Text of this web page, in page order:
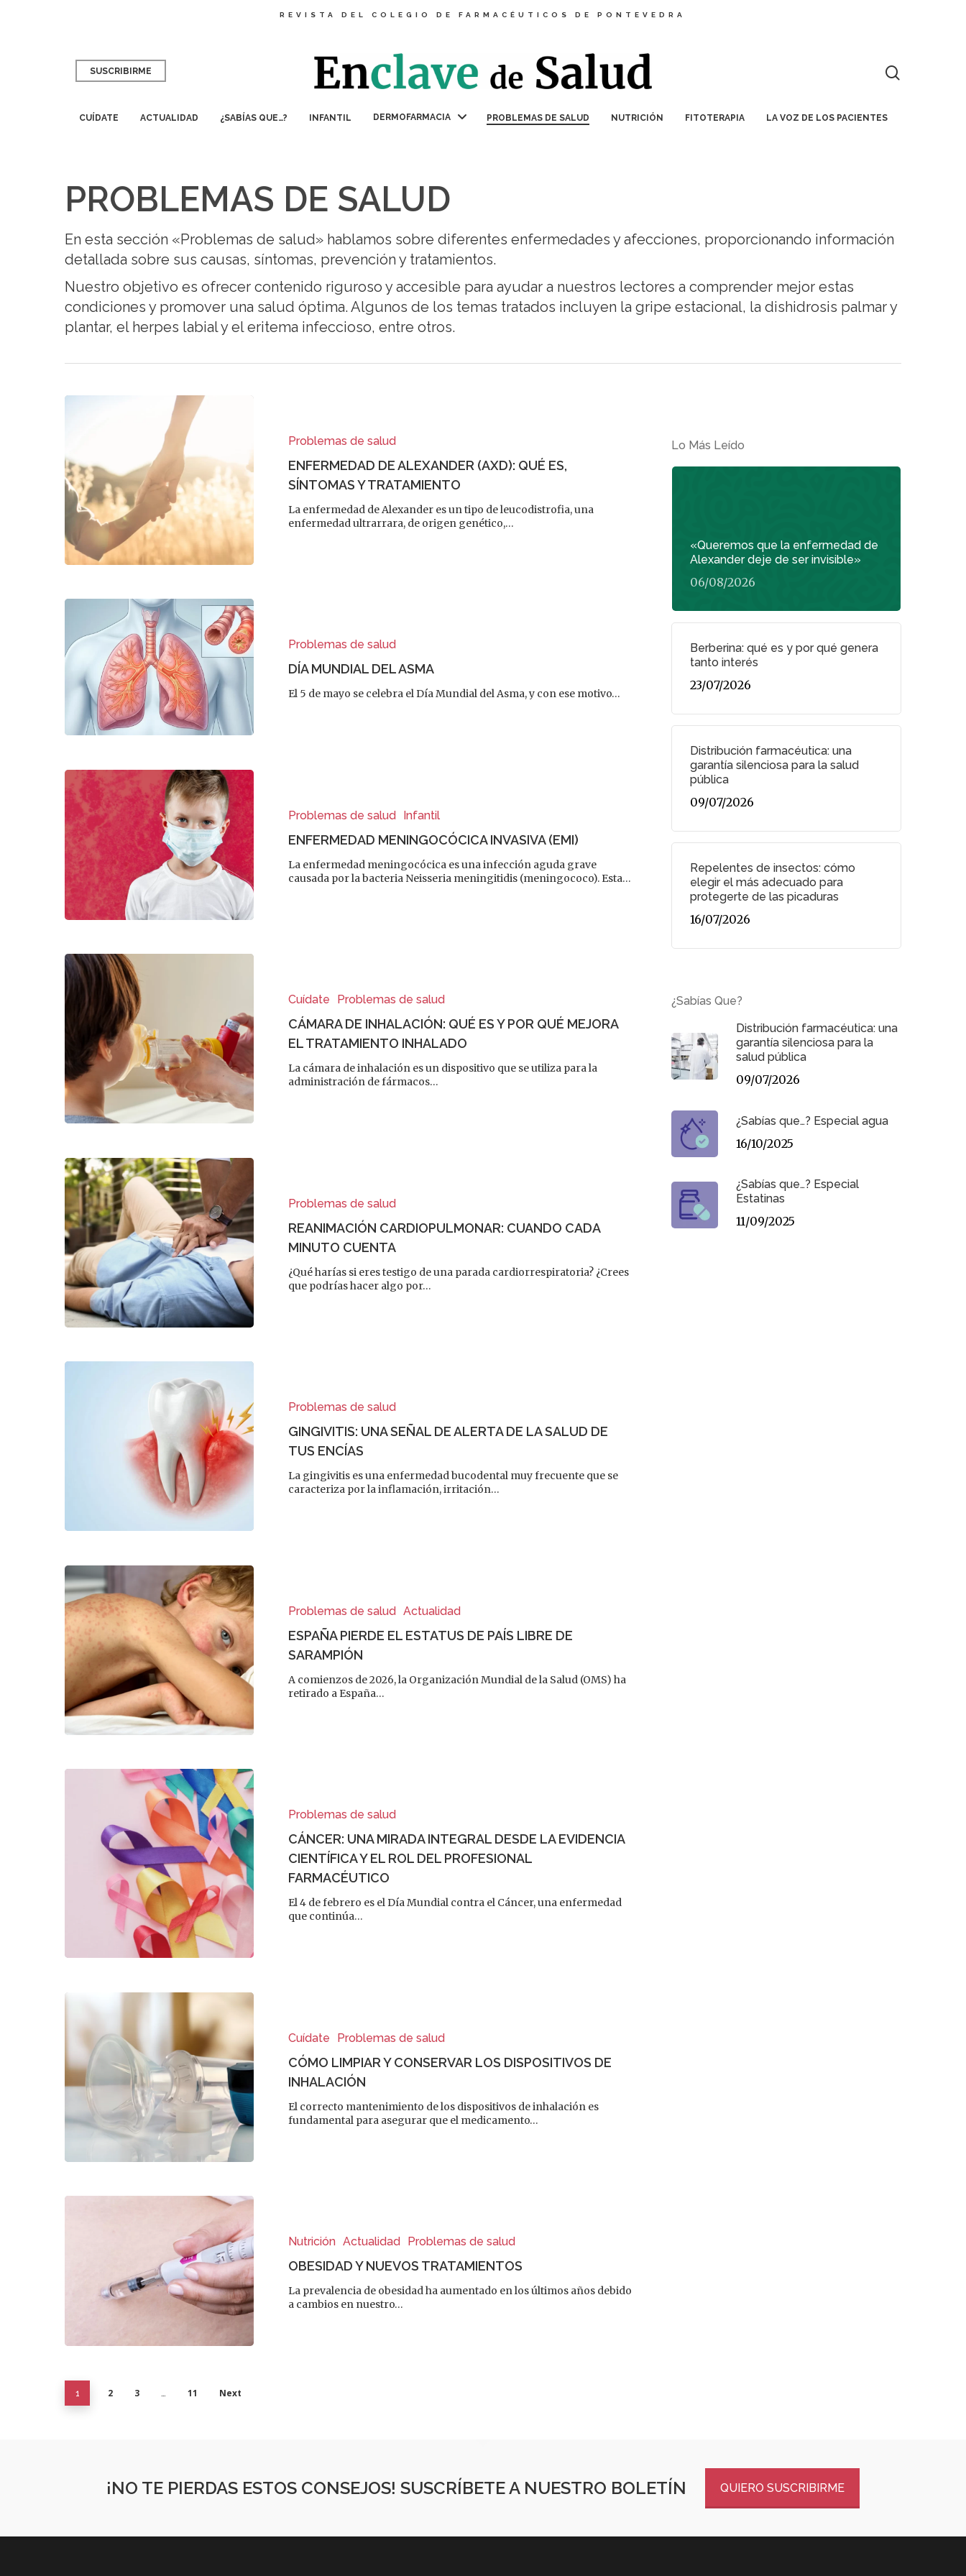
REVISTA DEL COLEGIO DE FARMACÉUTICOS DE PONTEVEDRA
Presiona enter para buscar o ESC para salir
SUSCRIBIRME
CUÍDATE ACTUALIDAD ¿SABÍAS QUE…? INFANTIL DERMOFARMACIA PROBLEMAS DE SALUD NUTRICIÓN FITOTERAPIA LA VOZ DE LOS PACIENTES
PROBLEMAS DE SALUD
En esta sección «Problemas de salud» hablamos sobre diferentes enfermedades y afecciones, proporcionando información
detallada sobre sus causas, síntomas, prevención y tratamientos.
Nuestro objetivo es ofrecer contenido riguroso y accesible para ayudar a nuestros lectores a comprender mejor estas
condiciones y promover una salud óptima. Algunos de los temas tratados incluyen la gripe estacional, la dishidrosis palmar y
plantar, el herpes labial y el eritema infeccioso, entre otros.
Problemas de salud
ENFERMEDAD DE ALEXANDER (AXD): QUÉ ES,
SÍNTOMAS Y TRATAMIENTO
La enfermedad de Alexander es un tipo de leucodistrofia, una
enfermedad ultrarrara, de origen genético,…
Problemas de salud
DÍA MUNDIAL DEL ASMA
El 5 de mayo se celebra el Día Mundial del Asma, y con ese motivo…
Problemas de salud Infantil
ENFERMEDAD MENINGOCÓCICA INVASIVA (EMI)
La enfermedad meningocócica es una infección aguda grave
causada por la bacteria Neisseria meningitidis (meningococo). Esta…
Cuídate Problemas de salud
CÁMARA DE INHALACIÓN: QUÉ ES Y POR QUÉ MEJORA
EL TRATAMIENTO INHALADO
La cámara de inhalación es un dispositivo que se utiliza para la
administración de fármacos…
Problemas de salud
REANIMACIÓN CARDIOPULMONAR: CUANDO CADA
MINUTO CUENTA
¿Qué harías si eres testigo de una parada cardiorrespiratoria? ¿Crees
que podrías hacer algo por…
Problemas de salud
GINGIVITIS: UNA SEÑAL DE ALERTA DE LA SALUD DE
TUS ENCÍAS
La gingivitis es una enfermedad bucodental muy frecuente que se
caracteriza por la inflamación, irritación…
Problemas de salud Actualidad
ESPAÑA PIERDE EL ESTATUS DE PAÍS LIBRE DE
SARAMPIÓN
A comienzos de 2026, la Organización Mundial de la Salud (OMS) ha
retirado a España…
Problemas de salud
CÁNCER: UNA MIRADA INTEGRAL DESDE LA EVIDENCIA
CIENTÍFICA Y EL ROL DEL PROFESIONAL
FARMACÉUTICO
El 4 de febrero es el Día Mundial contra el Cáncer, una enfermedad
que continúa…
Cuídate Problemas de salud
CÓMO LIMPIAR Y CONSERVAR LOS DISPOSITIVOS DE
INHALACIÓN
El correcto mantenimiento de los dispositivos de inhalación es
fundamental para asegurar que el medicamento…
Nutrición Actualidad Problemas de salud
OBESIDAD Y NUEVOS TRATAMIENTOS
La prevalencia de obesidad ha aumentado en los últimos años debido
a cambios en nuestro…
1 2 3 … 11 Next
Lo Más Leído
«Queremos que la enfermedad de
Alexander deje de ser invisible»
06/08/2026
Berberina: qué es y por qué genera
tanto interés
23/07/2026
Distribución farmacéutica: una
garantía silenciosa para la salud
pública
09/07/2026
Repelentes de insectos: cómo
elegir el más adecuado para
protegerte de las picaduras
16/07/2026
¿Sabías Que?
Distribución farmacéutica: una
garantía silenciosa para la
salud pública
09/07/2026
¿Sabías que…? Especial agua
16/10/2025
¿Sabías que…? Especial
Estatinas
11/09/2025
¡NO TE PIERDAS ESTOS CONSEJOS! SUSCRÍBETE A NUESTRO BOLETÍN QUIERO SUSCRIBIRME